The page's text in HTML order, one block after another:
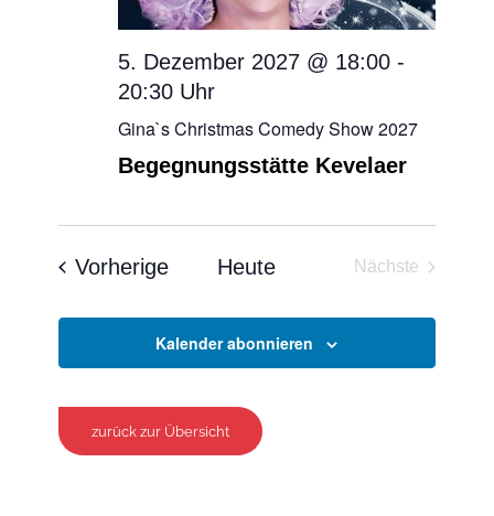
5. Dezember 2027 @ 18:00 -
20:30
Gina`s Christmas Comedy Show 2027
Begegnungsstätte Kevelaer
VorherigeVeranstaltungen
Heute
Nächste
Kalender abonnieren
zurück zur Übersicht